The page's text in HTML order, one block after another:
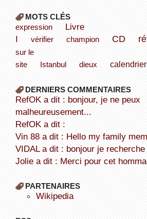
MOTS CLÉS
expression
Livre
I
vérifier champion CD
sur le
site
Istanbul dieux calendrier
DERNIERS COMMENTAIRES
refOK a dit : bonjour, je ne peux
malheureusement...
refOK a dit :
Vin 88 a dit : Hello my family
VIDAL a dit : bonjour je
Jolie a dit : Merci pour cet
PARTENAIRES
wikipedia